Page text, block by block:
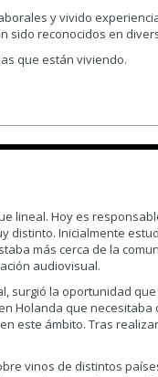
y vivido
reconocidos en
que están viviendo.
lineal. Hoy es
distinto. Inicialmente
más cerca de la
audiovisual.
surgió la oportunidad
Holanda que
este ámbito. Tras
vinos de distintos